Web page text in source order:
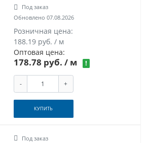
Под заказ
Обновлено 07.08.2026
Розничная цена:
188.19 руб. / м
Оптовая цена:
178.78 руб./ м !
- +
КУПИТЬ
Под заказ